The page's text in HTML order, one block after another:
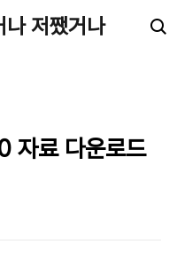
나 저쨌거나
자료 다운로드